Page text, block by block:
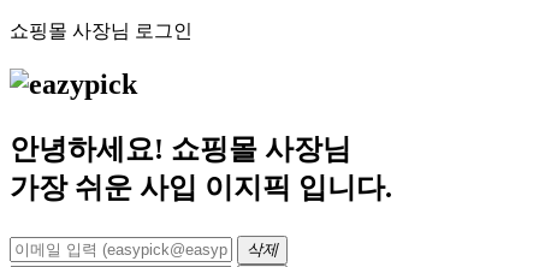
쇼핑몰 사장님 로그인
안녕하세요! 쇼핑몰 사장님
가장 쉬운 사입 이지픽 입니다.
삭제